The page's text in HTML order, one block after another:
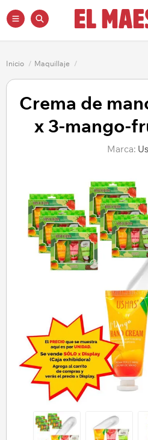
Inicio / Maquillaje /
Crema de
x 3-mango-
Marca: